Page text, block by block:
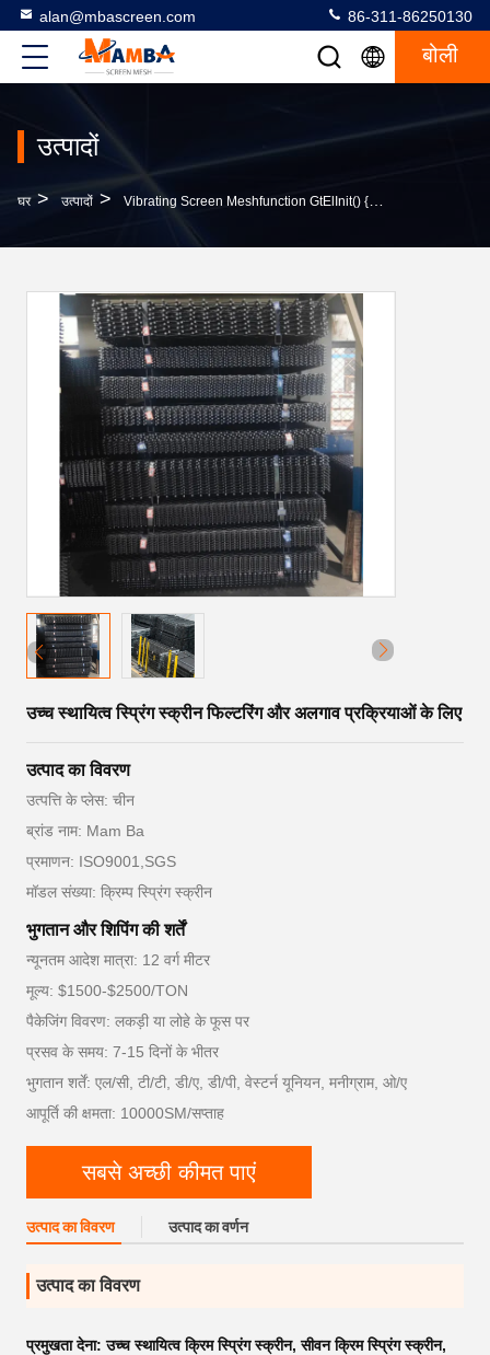
alan@mbascreen.com 86-311-86250130
बोली
उत्पादों
घर > उत्पादों > Vibrating Screen Meshfunction GtElInit() {var Lib = New Google.translate.TranslateService();lib.tran
उच्च स्थायित्व स्प्रिंग स्क्रीन फिल्टरिंग और अलगाव प्रक्रियाओं के लिए
उत्पाद का विवरण
उत्पत्ति के प्लेस: चीन
ब्रांड नाम: Mam Ba
प्रमाणन: ISO9001,SGS
मॉडल संख्या: क्रिम्प स्प्रिंग स्क्रीन
भुगतान और शिपिंग की शर्तें
न्यूनतम आदेश मात्रा: 12 वर्ग मीटर
मूल्य: $1500-$2500/TON
पैकेजिंग विवरण: लकड़ी या लोहे के फूस पर
प्रसव के समय: 7-15 दिनों के भीतर
भुगतान शर्तें: एल/सी, टी/टी, डी/ए, डी/पी, वेस्टर्न यूनियन, मनीग्राम, ओ/ए
आपूर्ति की क्षमता: 10000SM/सप्ताह
सबसे अच्छी कीमत पाएं
उत्पाद का विवरण उत्पाद का वर्णन
उत्पाद का विवरण
प्रमुखता देना:उच्च स्थायित्व क्रिम स्प्रिंग स्क्रीन,सीवन क्रिम स्प्रिंग स्क्रीन,